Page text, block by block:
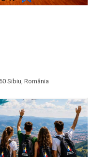
Sibiu, România